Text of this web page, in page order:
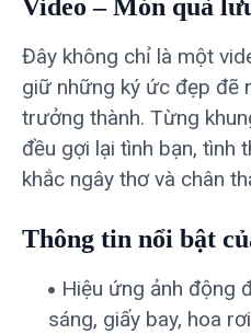
Video – Món quà
Đây không chỉ là một
giữ những ký ức đẹp đẽ
trưởng thành. Từng
đều gợi lại tình bạn, tình
khắc ngây thơ và chân
Thông tin nổi bật
Hiệu ứng ảnh động
sáng, giấy bay, hoa